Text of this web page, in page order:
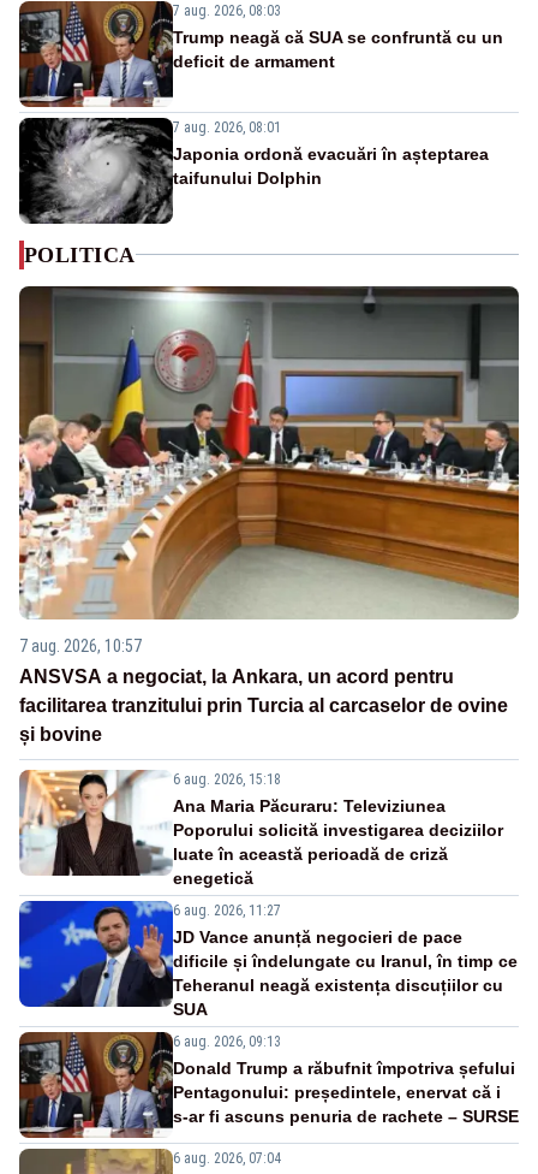
7 aug. 2026, 08:03
Trump neagă că SUA se confruntă cu un
deficit de armament
7 aug. 2026, 08:01
Japonia ordonă evacuări în așteptarea
taifunului Dolphin
POLITICA
7 aug. 2026, 10:57
ANSVSA a negociat, la Ankara, un acord pentru
facilitarea tranzitului prin Turcia al carcaselor de ovine
și bovine
6 aug. 2026, 15:18
Ana Maria Păcuraru: Televiziunea
Poporului solicită investigarea deciziilor
luate în această perioadă de criză
enegetică
6 aug. 2026, 11:27
JD Vance anunță negocieri de pace
dificile și îndelungate cu Iranul, în timp ce
Teheranul neagă existența discuțiilor cu
SUA
6 aug. 2026, 09:13
Donald Trump a răbufnit împotriva șefului
Pentagonului: președintele, enervat că i
s-ar fi ascuns penuria de rachete – SURSE
6 aug. 2026, 07:04